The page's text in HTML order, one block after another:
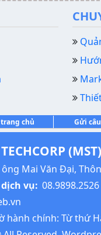
chủ Gửi
Mai Văn Đại,
vụ: 08.9898.2526
hành chính: Từ thứ